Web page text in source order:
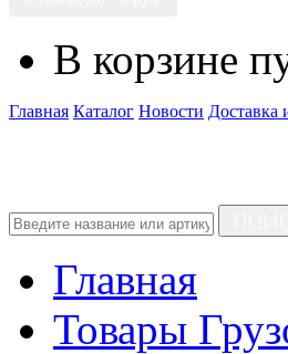
В корзине
Главная Каталог Новости Доставка
Главная
Товары